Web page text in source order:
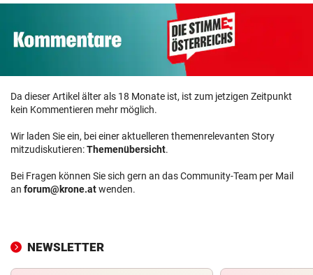
Da dieser Artikel älter als 18 Monate ist, ist zum jetzigen Zeitpunkt
kein Kommentieren mehr möglich.
Wir laden Sie ein, bei einer aktuelleren themenrelevanten Story
mitzudiskutieren:Themenübersicht.
Bei Fragen können Sie sich gern an das Community-Team per Mail
an forum@krone.atwenden.
NEWSLETTER